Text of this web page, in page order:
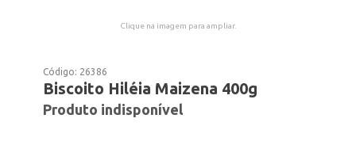
Clique na imagem para ampliar.
Código: 26386
Biscoito Hiléia Maizena 400g
Produto indisponível